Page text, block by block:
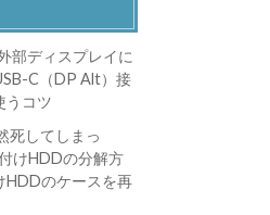
部ディスプレイに
C（DP Alt）接
うコツ
死してしまっ
けHDDの分解方
HDDのケースを再